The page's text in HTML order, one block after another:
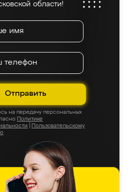
области!
Отправить
на передачу персональных
Политике
Пользовательскому